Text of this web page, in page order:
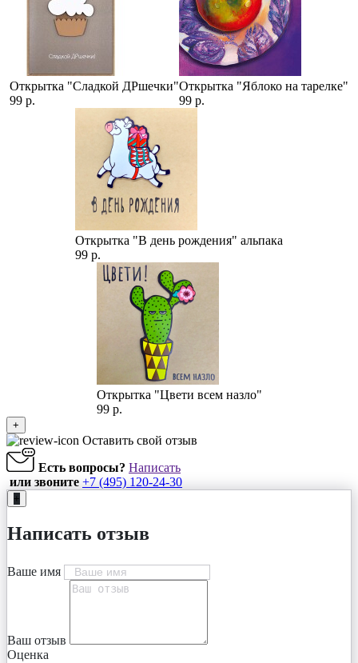
Открытка "Сладкой ДРшечки"
99 р.
Открытка "Яблоко на тарелке"
99 р.
Открытка "В день рождения" альпака
99 р.
Открытка "Цвети всем назло"
99 р.
+
Оставить свой отзыв
Есть вопросы? Написать
или звоните +7 (495) 120-24-30
+
Написать отзыв
Ваше имя
Ваш отзыв
Оценка